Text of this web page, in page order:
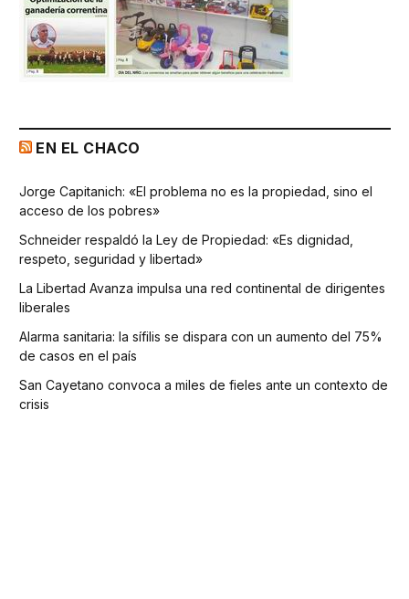
EN EL CHACO
Jorge Capitanich: «El problema no es la propiedad, sino el
acceso de los pobres»
Schneider respaldó la Ley de Propiedad: «Es dignidad,
respeto, seguridad y libertad»
La Libertad Avanza impulsa una red continental de dirigentes
liberales
Alarma sanitaria: la sífilis se dispara con un aumento del 75%
de casos en el país
San Cayetano convoca a miles de fieles ante un contexto de
crisis